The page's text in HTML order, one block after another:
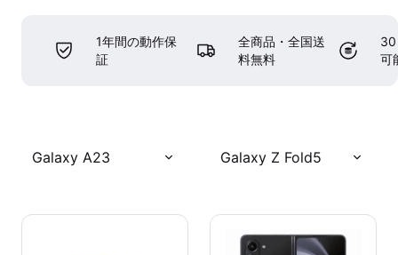
1年間の動作保
証
全商品・全国送
料無料
30
可
Galaxy A23 Galaxy Z Fold5